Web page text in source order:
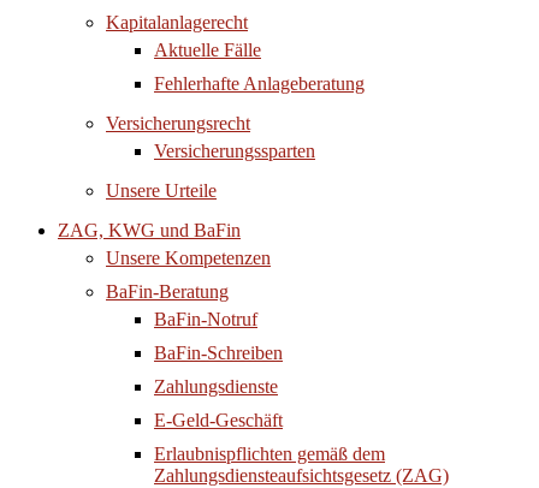
Kapitalanlagerecht
Aktuelle Fälle
Fehlerhafte Anlageberatung
Versicherungsrecht
Versicherungssparten
Unsere Urteile
ZAG, KWG und BaFin
Unsere Kompetenzen
BaFin-Beratung
BaFin-Notruf
BaFin-Schreiben
Zahlungsdienste
E-Geld-Geschäft
Erlaubnispflichten gemäß dem
Zahlungsdiensteaufsichtsgesetz (ZAG)